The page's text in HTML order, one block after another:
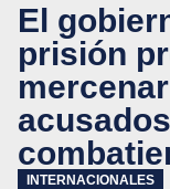
El
prisión
INTERNACIONALES